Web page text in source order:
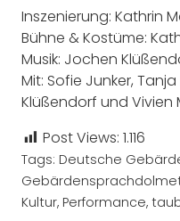
Inszenierung: Kathrin
Bühne & Kostüme:
Musik: Jochen
Mit: Sofie Junker,
Klüßendorf und Vivien
Post Views: 1.116
Tags: Deutsche
Kultur, Performance,